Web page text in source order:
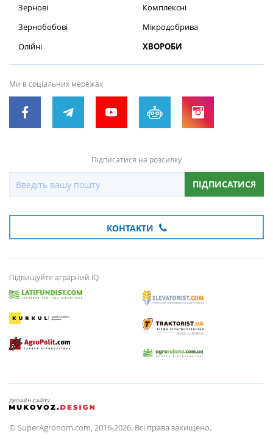
Зернові
Зернобобові
Олійні
Комплексні
Мікродобрива
ХВОРОБИ
Ми в соціальних мережах
Підписатися на розсилку
ПІДПИСАТИСЯ
КОНТАКТИ
Підвищуйте аграрний IQ
© SuperAgronom.com, 2016-2026. Всі права захищено.